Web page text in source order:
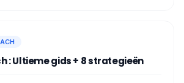
: Ultieme gids + 8 strategieën